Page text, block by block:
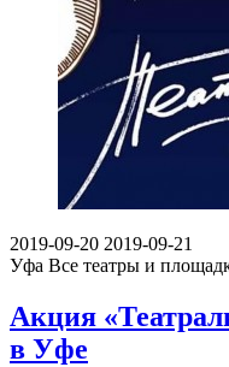
2019-09-20 2019-09-21
Уфа Все театры и
Акция
в Уфе